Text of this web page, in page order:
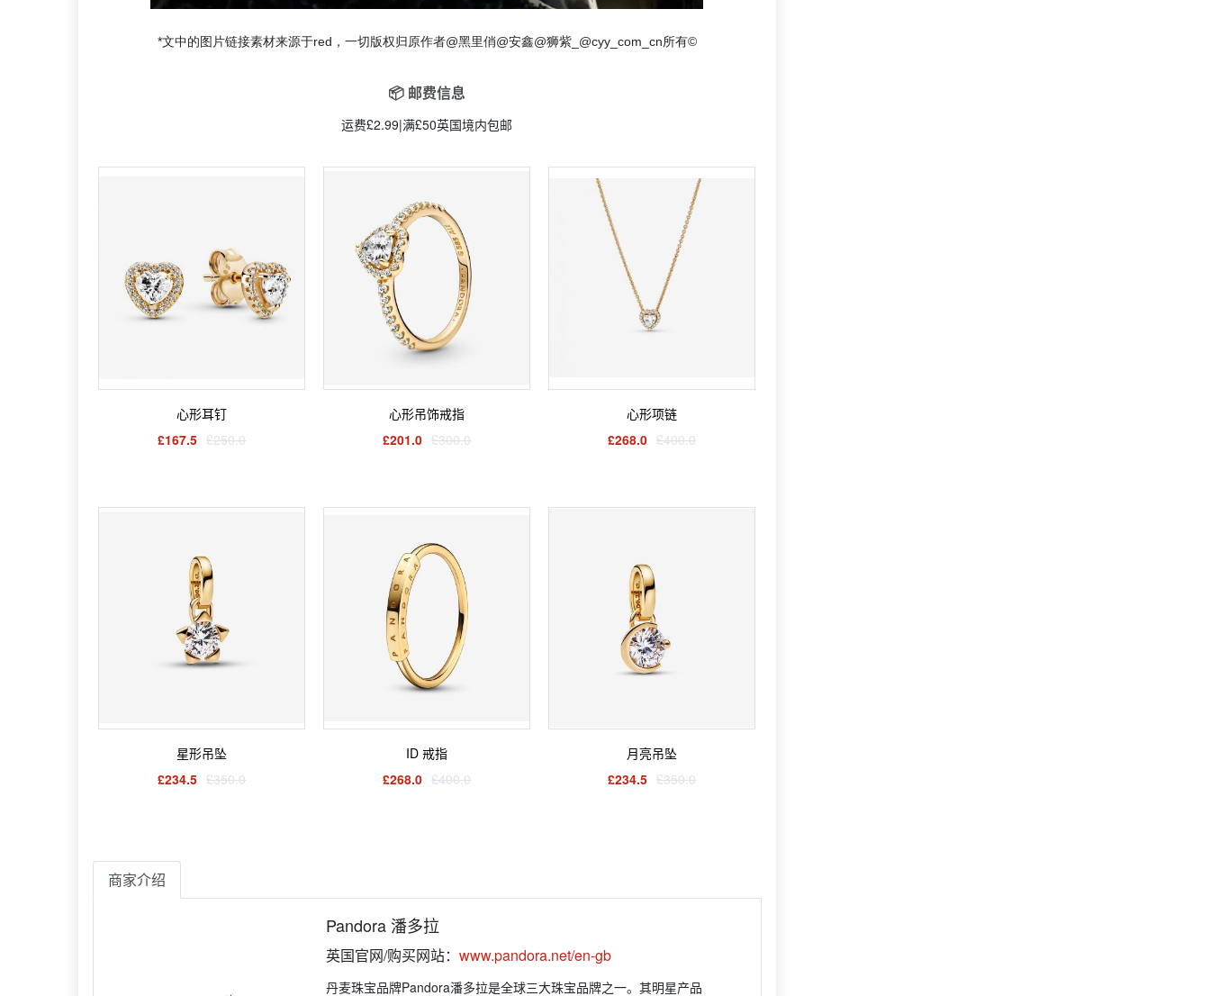
*文中的图片链接素材来源于red，一切版权归原作者@黑里俏@安鑫@狮紫_@cyy_com_cn所有©
📦 邮费信息
运费£2.99|满£50英国境内包邮
心形耳钉
£167.5 £250.0
心形吊饰戒指
£201.0 £300.0
心形项链
£268.0 £400.0
星形吊坠
£234.5 £350.0
ID 戒指
£268.0 £400.0
月亮吊坠
£234.5 £350.0
商家介绍
Pandora 潘多拉
英国官网/购买网站： www.pandora.net/en-gb
丹麦珠宝品牌Pandora潘多拉是全球三大珠宝品牌之一。其明星产品